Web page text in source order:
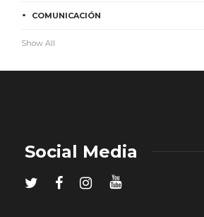
COMUNICACIÓN
Show All
Social Media